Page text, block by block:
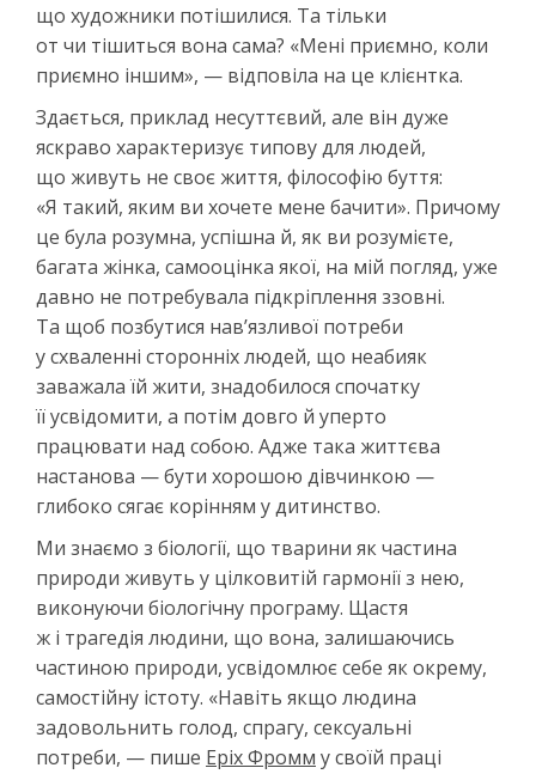
що художники потішилися. Та тільки
от чи тішиться вона сама? «Мені приємно, коли
приємно іншим», — відповіла на це клієнтка.
Здається, приклад несуттєвий, але він дуже
яскраво характеризує типову для людей,
що живуть не своє життя, філософію буття:
«Я такий, яким ви хочете мене бачити». Причому
це була розумна, успішна й, як ви розумієте,
багата жінка, самооцінка якої, на мій погляд, уже
давно не потребувала підкріплення ззовні.
Та щоб позбутися нав’язливої потреби
у схваленні сторонніх людей, що неабияк
заважала їй жити, знадобилося спочатку
її усвідомити, а потім довго й уперто
працювати над собою. Адже така життєва
настанова — бути хорошою дівчинкою —
глибоко сягає корінням у дитинство.
Ми знаємо з біології, що тварини як частина
природи живуть у цілковитій гармонії з нею,
виконуючи біологічну програму. Щастя
ж і трагедія людини, що вона, залишаючись
частиною природи, усвідомлює себе як окрему,
самостійну істоту. «Навіть якщо людина
задовольнить голод, спрагу, сексуальні
потреби, — пише Еріх Фромм у своїй праці